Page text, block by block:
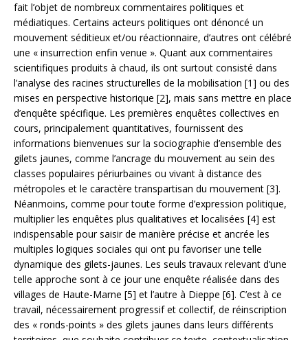
fait l’objet de nombreux commentaires politiques et
médiatiques. Certains acteurs politiques ont dénoncé un
mouvement séditieux et/ou réactionnaire, d’autres ont célébré
une « insurrection enfin venue ». Quant aux commentaires
scientifiques produits à chaud, ils ont surtout consisté dans
l’analyse des racines structurelles de la mobilisation [1] ou des
mises en perspective historique [2], mais sans mettre en place
d’enquête spécifique. Les premières enquêtes collectives en
cours, principalement quantitatives, fournissent des
informations bienvenues sur la sociographie d’ensemble des
gilets jaunes, comme l’ancrage du mouvement au sein des
classes populaires périurbaines ou vivant à distance des
métropoles et le caractère transpartisan du mouvement [3].
Néanmoins, comme pour toute forme d’expression politique,
multiplier les enquêtes plus qualitatives et localisées [4] est
indispensable pour saisir de manière précise et ancrée les
multiples logiques sociales qui ont pu favoriser une telle
dynamique des gilets-jaunes. Les seuls travaux relevant d’une
telle approche sont à ce jour une enquête réalisée dans des
villages de Haute-Marne [5] et l’autre à Dieppe [6]. C’est à ce
travail, nécessairement progressif et collectif, de réinscription
des « ronds-points » des gilets jaunes dans leurs différents